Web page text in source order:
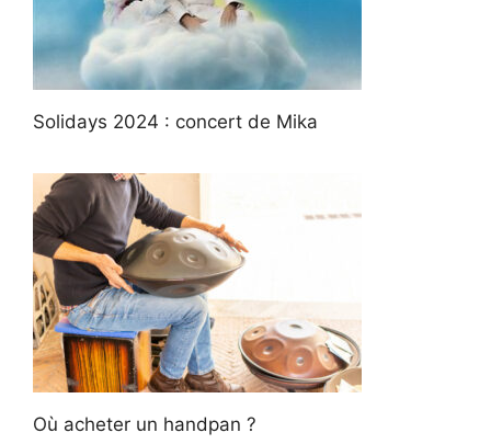
Solidays 2024 : concert de Mika
Où acheter un handpan ?